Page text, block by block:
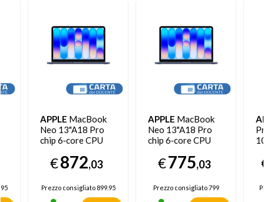
APPLE MacBook
Neo 13"A18 Pro
chip 6‑core CPU
512GB SSD Touch
€872,03
Prezzo consigliato899.95
APPLE MacBook
Neo 13"A18 Pro
chip 6‑core CPU
256GB SSD -
€775,03
Prezzo consigliato799